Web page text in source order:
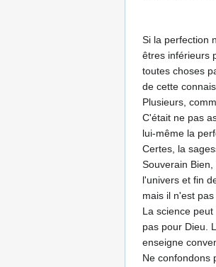
Si la perfection
êtres inférieurs
toutes choses
de cette
Plusieurs,
C'était ne pas
lui-même la
Certes, la
Souverain
l'univers et fin
mais il n'est
La science
pas pour Dieu.
enseigne
Ne confondons